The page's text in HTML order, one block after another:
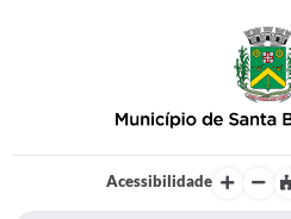
Acessibilidade